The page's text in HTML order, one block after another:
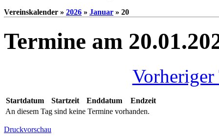
Vereinskalender » 2026 » Januar » 20
Termine am
Vorheriger
Startdatum Startzeit Enddatum
Endzeit
An diesem Tag sind keine Termine vorhanden.
Druckvorschau